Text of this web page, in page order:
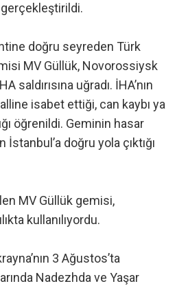
gerçekleştirildi.
doğru seyreden Türk
MV Güllük, Novorossiysk
saldırısına uğradı. İHA’nın
isabet ettiği, can kaybı ya
öğrenildi. Geminin hasar
İstanbul’a doğru yola çıktığı
MV Güllük gemisi,
kullanılıyordu.
3 Ağustos’ta
Nadezhda ve Yaşar